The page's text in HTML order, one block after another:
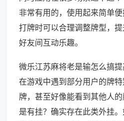
非常有用的，使用起来简单
打牌时可以合理调整牌型，
好友间互动乐趣。
微乐江苏麻将老是输怎么搞
在游戏中遇到部分用户的牌
牌，甚至好像能看到其他人
是有挂？确实存在此类外挂